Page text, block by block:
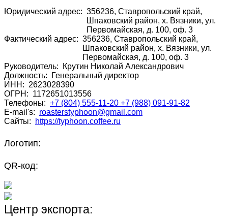
Юридический адрес: 356236, Ставропольский край,
Шпаковский район, х. Вязники, ул.
Первомайская, д. 100, оф. 3
Фактический адрес: 356236, Ставропольский край,
Шпаковский район, х. Вязники, ул.
Первомайская, д. 100, оф. 3
Руководитель:
Крутин Николай Александрович
Должность:
Генеральный директор
ИНН: 2623028390
ОГРН: 1172651013556
Телефоны: +7 (804) 555-11-20 +7 (988) 091-91-82
E-mail's: roasterstyphoon@gmail.com
Сайты:
https://typhoon.coffee.ru
Логотип:
QR-код:
Центр экспорта: